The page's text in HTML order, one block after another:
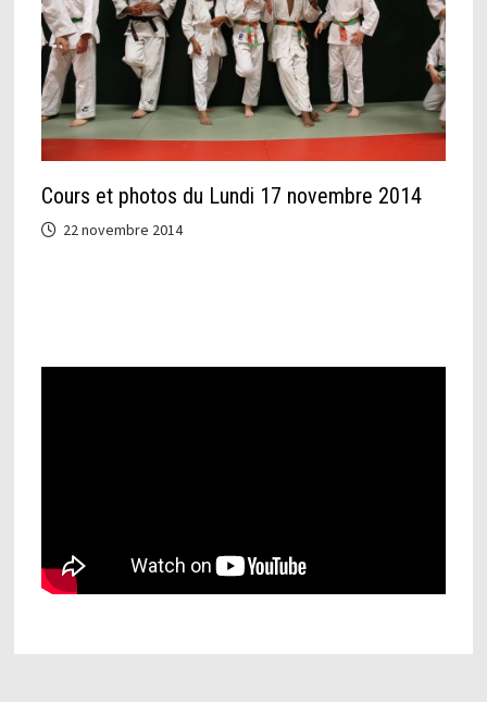
Cours et photos du Lundi 17 novembre 2014
22 novembre 2014